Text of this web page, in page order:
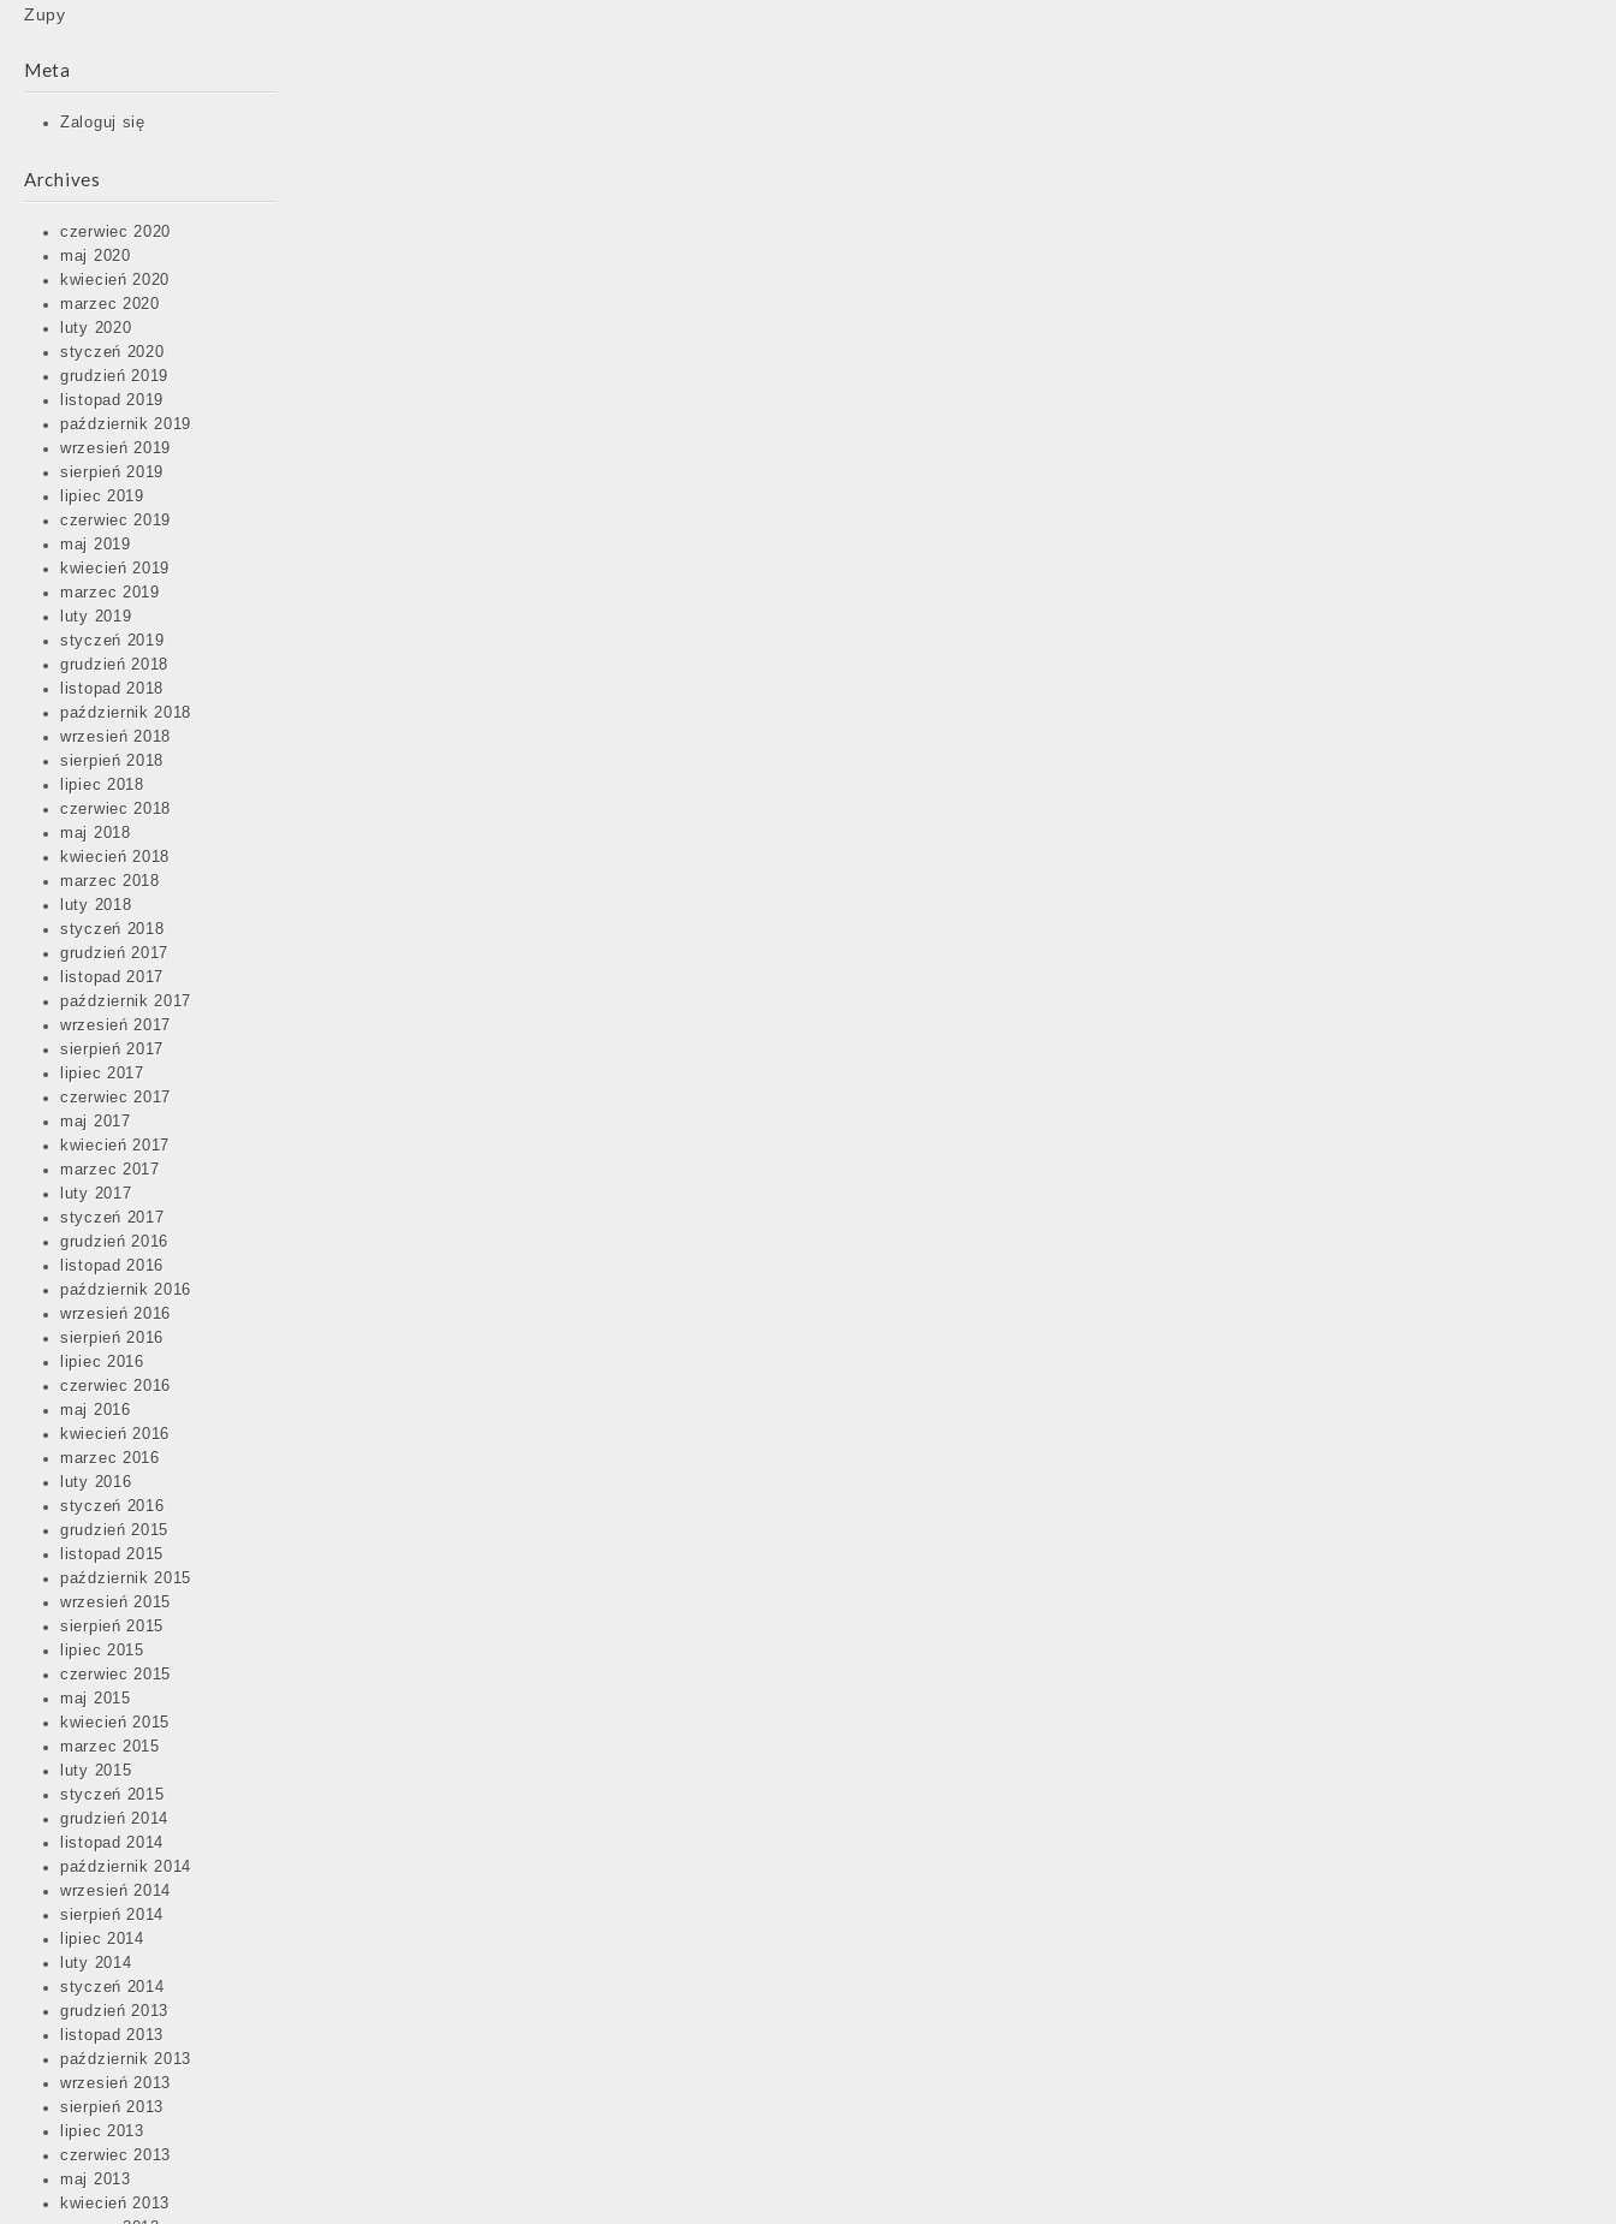
Zupy
Meta
Zaloguj się
Archives
czerwiec 2020
maj 2020
kwiecień 2020
marzec 2020
luty 2020
styczeń 2020
grudzień 2019
listopad 2019
październik 2019
wrzesień 2019
sierpień 2019
lipiec 2019
czerwiec 2019
maj 2019
kwiecień 2019
marzec 2019
luty 2019
styczeń 2019
grudzień 2018
listopad 2018
październik 2018
wrzesień 2018
sierpień 2018
lipiec 2018
czerwiec 2018
maj 2018
kwiecień 2018
marzec 2018
luty 2018
styczeń 2018
grudzień 2017
listopad 2017
październik 2017
wrzesień 2017
sierpień 2017
lipiec 2017
czerwiec 2017
maj 2017
kwiecień 2017
marzec 2017
luty 2017
styczeń 2017
grudzień 2016
listopad 2016
październik 2016
wrzesień 2016
sierpień 2016
lipiec 2016
czerwiec 2016
maj 2016
kwiecień 2016
marzec 2016
luty 2016
styczeń 2016
grudzień 2015
listopad 2015
październik 2015
wrzesień 2015
sierpień 2015
lipiec 2015
czerwiec 2015
maj 2015
kwiecień 2015
marzec 2015
luty 2015
styczeń 2015
grudzień 2014
listopad 2014
październik 2014
wrzesień 2014
sierpień 2014
lipiec 2014
luty 2014
styczeń 2014
grudzień 2013
listopad 2013
październik 2013
wrzesień 2013
sierpień 2013
lipiec 2013
czerwiec 2013
maj 2013
kwiecień 2013